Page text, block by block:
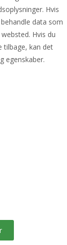
Hvis
data som
Hvis du
tilbage, kan det
egenskaber.